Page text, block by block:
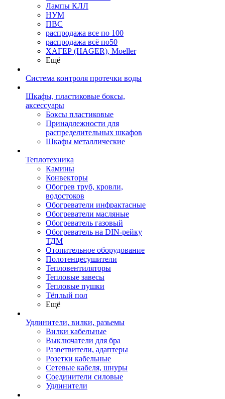
Лампы КЛЛ
НУМ
ПВС
распродажа все по 100
распродажа всё по50
ХАГЕР (HAGER), Moeller
Ещё
Система контроля протечки воды
Шкафы, пластиковые боксы,
аксессуары
Боксы пластиковые
Принадлежности для
распределительных шкафов
Шкафы металлические
Теплотехника
Камины
Конвекторы
Обогрев труб, кровли,
водостоков
Обогреватели инфрактасные
Обогреватели масляные
Обогреватель газовый
Обогреватель на DIN-рейку
ТДМ
Отопительное оборудование
Полотенцесушители
Тепловентиляторы
Тепловые завесы
Тепловые пушки
Тёплый пол
Ещё
Удлинители, вилки, разьемы
Вилки кабельные
Выключатели для бра
Разветвители, адаптеры
Розетки кабельные
Сетевые кабеля, шнуры
Соединители силовые
Удлинители